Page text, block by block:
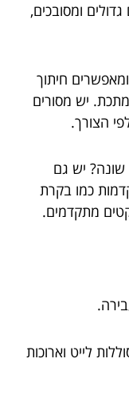
ומסובכים,
חיתוך
יש מסורים
הצורך.
יש גם
כמו בקרת
מתקדמים.
לייט וארוכות